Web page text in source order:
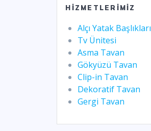
HIZMETLERIMIZ
Alçı Yatak Başlıkları
Tv Ünitesi
Asma Tavan
Gökyüzü Tavan
Clip-in Tavan
Dekoratif Tavan
Gergi Tavan